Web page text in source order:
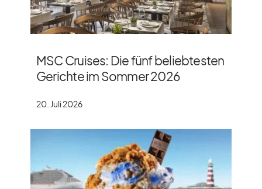
MSC Cruises: Die fünf beliebtesten
Gerichte im Sommer 2026
20. Juli 2026